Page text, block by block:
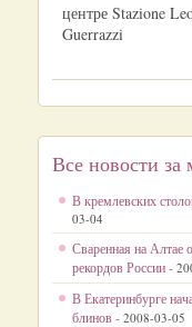
центре Stazione
Guerrazzi
Все новости за
В кремлевских
03-04
Сваренная на Алтае
рекордов России -
В Екатеринбурге
блинов - 2008-03-05